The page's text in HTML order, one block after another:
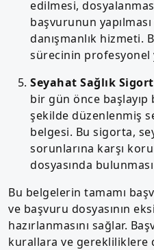
edilmesi,
başvurunun
danışmanlık hizmeti.
sürecinin profesyonel
Seyahat Sağlık
bir gün önce
şekilde düzenlenmiş
belgesi. Bu sigorta,
sorunlarına karşı
dosyasında
Bu belgelerin tamamı
ve başvuru dosyasının
hazırlanmasını sağlar.
kurallara ve gerekliliklere